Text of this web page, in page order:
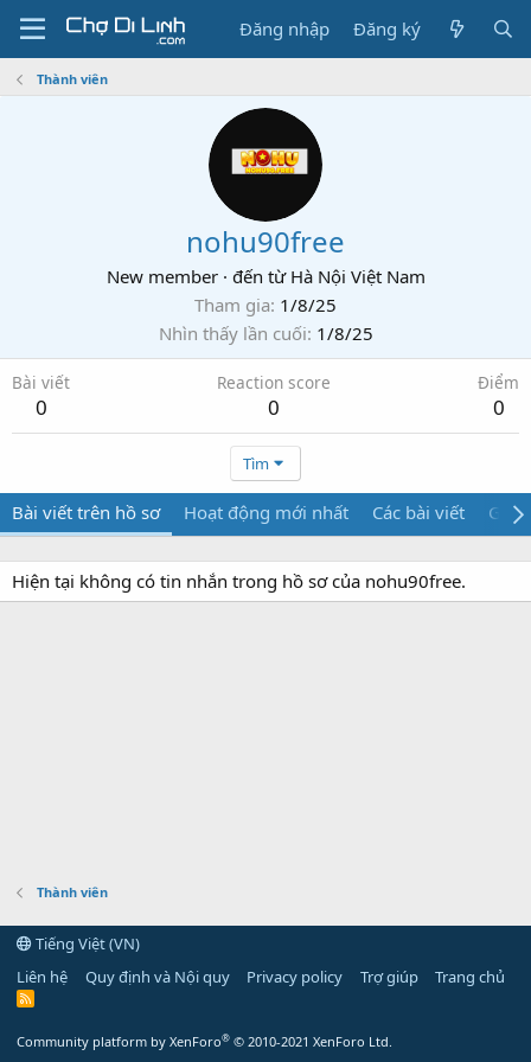
Đăng nhập Đăng ký
Thành viên
nohu90free
New member · đến từ Hà Nội Việt Nam
Tham gia 1/8/25
Nhìn thấy lần cuối 1/8/25
Bài viết
0
Reaction score
0
Điểm
0
Tìm
Bài viết trên hồ sơ Hoạt động mới nhất Các bài viết Giới
Hiện tại không có tin nhắn trong hồ sơ của nohu90free.
Thành viên
Tiếng Việt (VN)
Liên hệ
Quy định và Nội quy Privacy policy Trợ giúp Trang chủ
R
Community platform by XenForo® © 2010-2021 XenForo Ltd.